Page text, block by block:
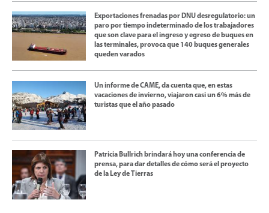
Exportaciones frenadas por DNU desregulatorio: un
paro por tiempo indeterminado de los trabajadores
que son clave para el ingreso y egreso de buques en
las terminales, provoca que 140 buques generales
queden varados
Un informe de CAME, da cuenta que, en estas
vacaciones de invierno, viajaron casi un 6% más de
turistas que el año pasado
Patricia Bullrich brindará hoy una conferencia de
prensa, para dar detalles de cómo será el proyecto
de la Ley de Tierras